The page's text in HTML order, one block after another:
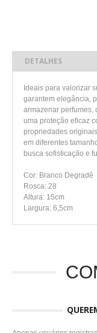
DETALHES
Ideais para valorizar
garantem elegância,
armazenar perfumes,
uma proteção eficaz
propriedades
em diferentes
busca sofisticação e
Cor: Branco Degradê
Rosca: 28
Altura: 15cm
Largura: 6,5cm